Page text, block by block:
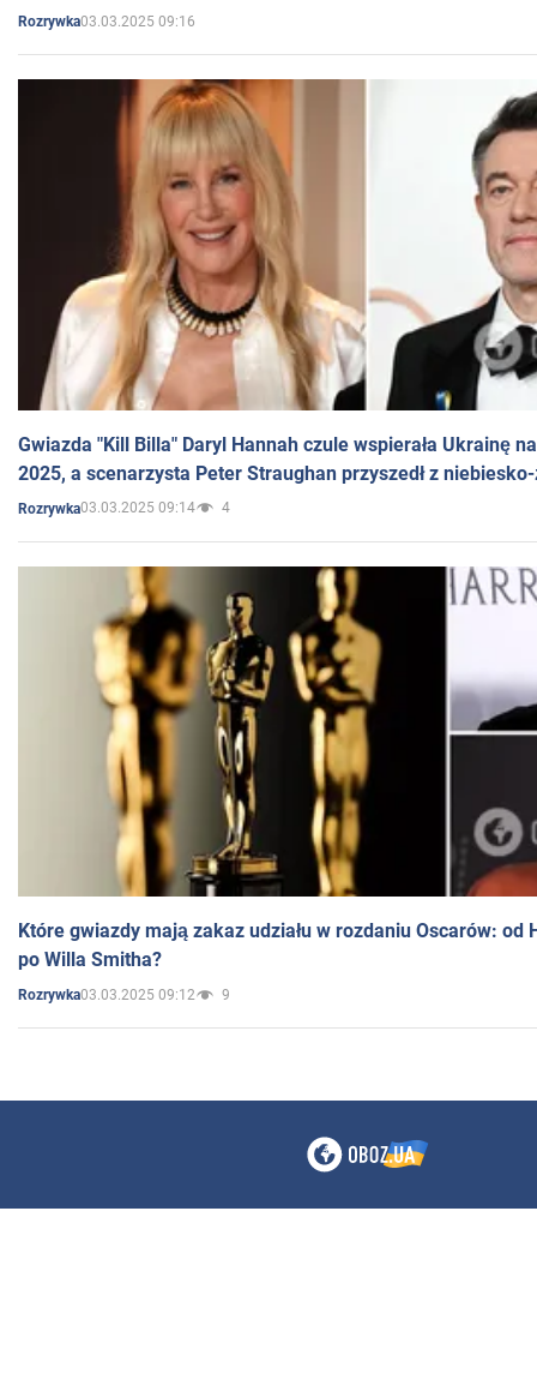
Rozrywka03.03.2025 09:16
Gwiazda "Kill Billa" Daryl Hannah czule wspierała Ukrainę
2025, a scenarzysta Peter Straughan przyszedł z
Rozrywka03.03.2025 09:14 4
Które gwiazdy mają zakaz udziału w rozdaniu Oscarów: od
po Willa Smitha?
Rozrywka03.03.2025 09:12 9